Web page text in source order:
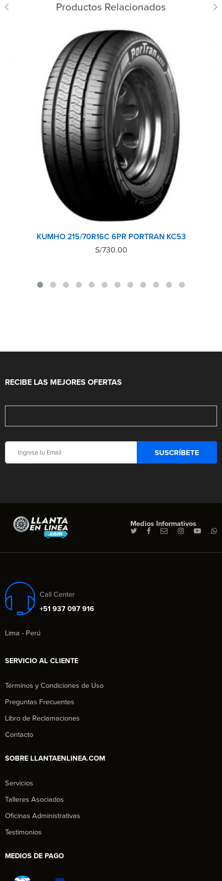
Productos Relacionados
KUMHO 215/70R16C 6PR PORTRAN KC53
S/730.00
RECIBE LAS MEJORES OFERTAS
Medios Informativos
Call Center
+51 937 097 916
Lima - Perú
SERVICIO AL CLIENTE
Términos y Condiciones de Uso
Preguntas Frecuentes
Libro de Reclamaciones
Contacto
SOBRE LLANTAENLINEA.COM
Servicios
Talleres Asociados
Oficinas Administrativas
Testimonios
MEDIOS DE PAGO